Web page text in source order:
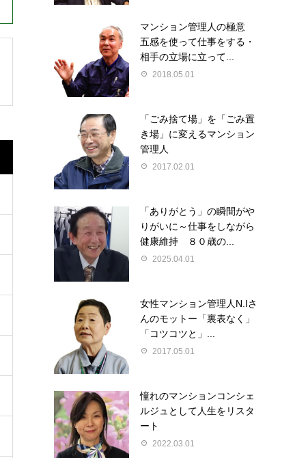
マンション管理人の極意
五感を使って仕事をする・
相手の立場に立って...
2018.05.01
「ごみ捨て場」を「ごみ置
き場」に変えるマンション
管理人
2017.02.01
「ありがとう」の瞬間がや
りがいに～仕事をしながら
健康維持 ８０歳の...
2025.04.01
女性マンション管理人N.Iさ
んのモットー「裏表なく」
「コツコツと」...
2017.05.01
憧れのマンションコンシェ
ルジュとして人生をリスタ
ート
2022.03.01